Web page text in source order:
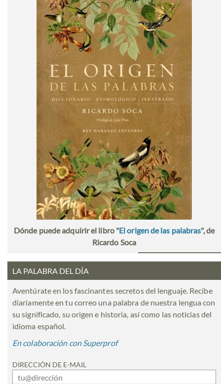
Dónde puede adquirir el libro "El origen de las palabras", de
Ricardo Soca
LA PALABRA DEL DÍA
Aventúrate en los fascinantes secretos del lenguaje. Recibe
diariamente en tu correo una palabra de nuestra lengua con
su significado, su origen e historia, así como las noticias del
idioma español.
En colaboración con Superprof
DIRECCIÓN DE E-MAIL